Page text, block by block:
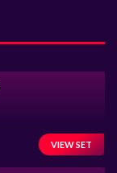
VIEW SET